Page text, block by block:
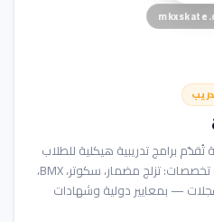
برامج تدريبية هيكلية للطلاب
والمدارس والمؤسسات في ستة تخصصات: تزلج مضمار، سكوتر، BMX،
عجلات — بمعايير دولية وشهادات